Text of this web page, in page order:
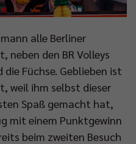
alle Berliner
neben den BR Volleys
Füchse. Geblieben ist
weil ihm selbst dieser
Spaß gemacht hat,
mit einem Punktgewinn
beim zweiten Besuch